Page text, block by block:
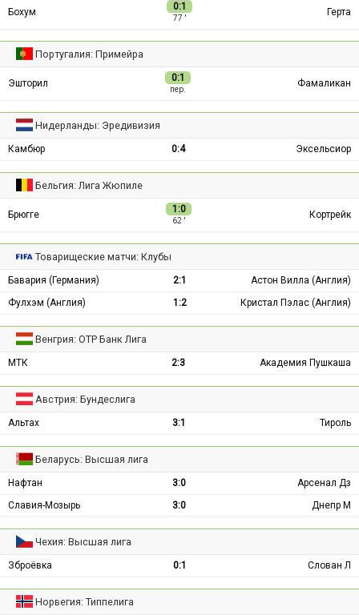
Бохум 0:1
77 ′
Герта
Португалия: Примейра
Эшторил 0:1
пер.
Фамаликан
Нидерланды: Эредивизия
Камбюр 0:4 Эксельсиор
Бельгия: Лига Жюпиле
Брюгге 1:0
62 ′
Кортрейк
Товарищеские матчи: Клубы
Бавария (Германия) 2:1
Астон Вилла (Англия)
Фулхэм (Англия)
1:2 Кристал Пэлас (Англия)
Венгрия: ОТР Банк Лига
МТК 2:3 Академия Пушкаша
Австрия: Бундеслига
Альтах 3:1 Тироль
Беларусь: Высшая лига
Нафтан 3:0
Арсенал Дз
Славия-Мозырь
3:0 Днепр М
Чехия: Высшая лига
Зброёвка 0:1 Слован Л
Норвегия: Типпелига